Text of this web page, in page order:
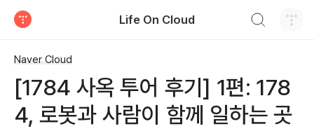
Life On Cloud
Naver Cloud
[1784 사옥 투어 후기] 1편: 178
4, 로봇과 사람이 함께 일하는 곳